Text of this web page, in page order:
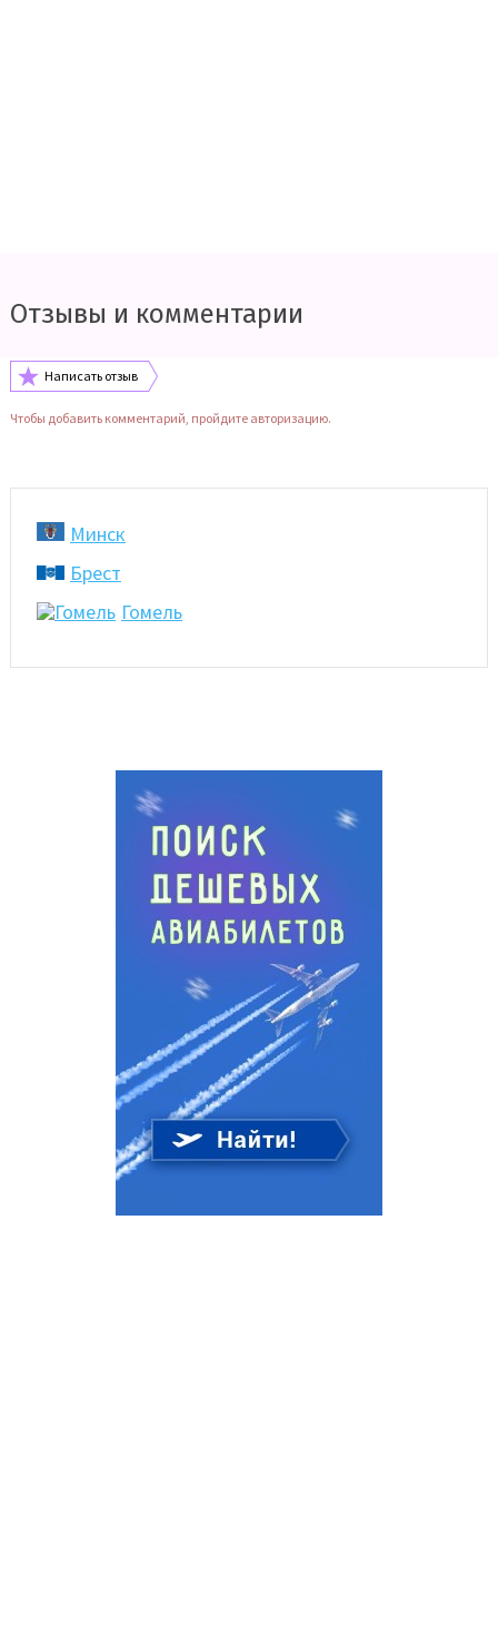
Отзывы и комментарии
Написать отзыв
Чтобы добавить комментарий, пройдите авторизацию.
Минск
Брест
Гомель